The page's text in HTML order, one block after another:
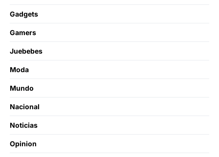
Gadgets
Gamers
Juebebes
Moda
Mundo
Nacional
Noticias
Opinion